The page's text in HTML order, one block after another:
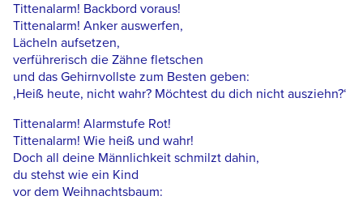
Tittenalarm! Backbord voraus!
Tittenalarm! Anker auswerfen,
Lächeln aufsetzen,
verführerisch die Zähne fletschen
und das Gehirnvollste zum Besten geben:
‚Heiß heute, nicht wahr? Möchtest du dich nicht ausziehn?‘
Tittenalarm! Alarmstufe Rot!
Tittenalarm! Wie heiß und wahr!
Doch all deine Männlichkeit schmilzt dahin,
du stehst wie ein Kind
vor dem Weihnachtsbaum: